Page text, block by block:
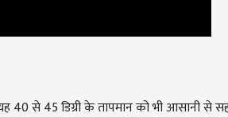
से 45 डिग्री के तापमान को भी आसानी से सहन
चाहिए, जिससे उपज में काफी अच्छी बढ़ोतरी